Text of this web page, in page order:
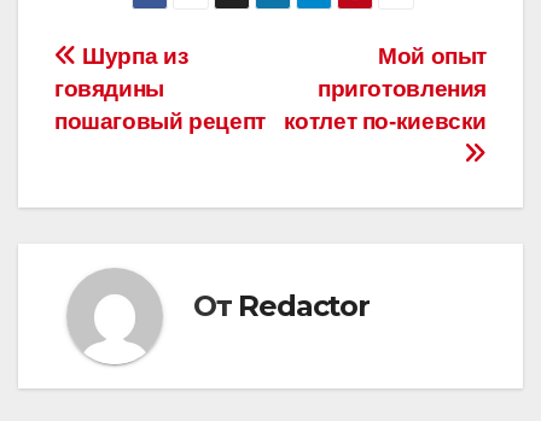
Навигация
по
Мой опыт
приготовления
котлет по-киевски
Шурпа из
говядины
пошаговый рецепт
От Redactor